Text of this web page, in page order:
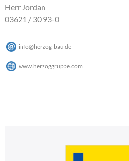
Herr Jordan
03621 / 30 93-0
info@herzog-bau de
www.herzoggruppe.com